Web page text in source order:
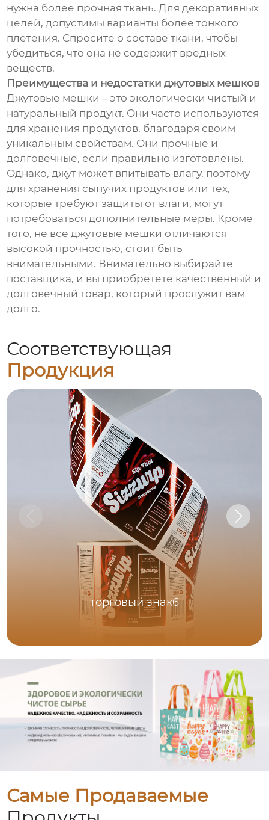
нужна более прочная ткань. Для декоративных
целей, допустимы варианты более тонкого
плетения. Спросите о составе ткани, чтобы
убедиться, что она не содержит вредных
веществ.
Преимущества и недостатки джутовых мешков
Джутовые мешки – это экологически чистый и
натуральный продукт. Они часто используются
для хранения продуктов, благодаря своим
уникальным свойствам. Они прочные и
долговечные, если правильно изготовлены.
Однако, джут может впитывать влагу, поэтому
для хранения сыпучих продуктов или тех,
которые требуют защиты от влаги, могут
потребоваться дополнительные меры. Кроме
того, не все джутовые мешки отличаются
высокой прочностью, стоит быть
внимательными. Внимательно выбирайте
поставщика, и вы приобретете качественный и
долговечный товар, который прослужит вам
долго.
Соответствующая
Продукция
торговый знак6
Самые Продаваемые